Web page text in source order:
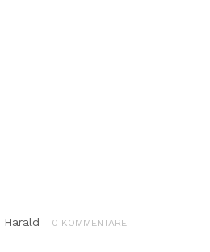
Harald 0 KOMMENTARE